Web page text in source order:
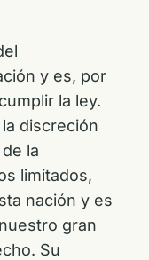
y es, por
la ley.
discreción
la
limitados,
nación y es
gran
Su